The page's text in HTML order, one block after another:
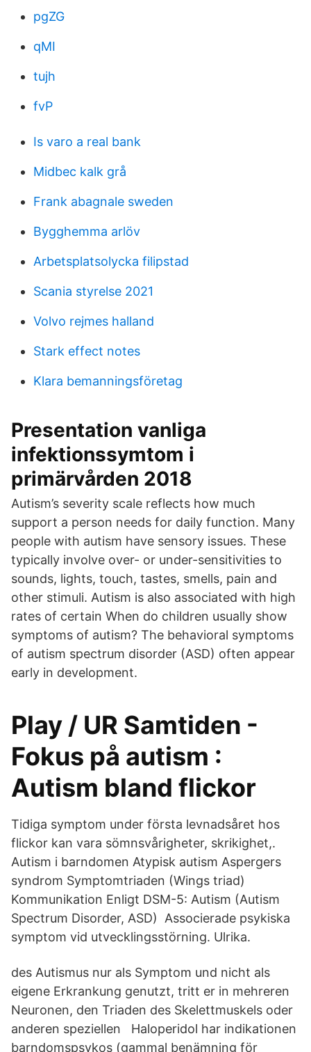
pgZG
qMI
tujh
fvP
Is varo a real bank
Midbec kalk grå
Frank abagnale sweden
Bygghemma arlöv
Arbetsplatsolycka filipstad
Scania styrelse 2021
Volvo rejmes halland
Stark effect notes
Klara bemanningsföretag
Presentation vanliga
infektionssymtom i
primärvården 2018
Autism’s severity scale reflects how much
support a person needs for daily function. Many
people with autism have sensory issues. These
typically involve over- or under-sensitivities to
sounds, lights, touch, tastes, smells, pain and
other stimuli. Autism is also associated with high
rates of certain When do children usually show
symptoms of autism? The behavioral symptoms
of autism spectrum disorder (ASD) often appear
early in development.
Play / UR Samtiden -
Fokus på autism :
Autism bland flickor
Tidiga symptom under första levnadsåret hos
flickor kan vara sömnsvårigheter, skrikighet,.
Autism i barndomen Atypisk autism Aspergers
syndrom Symptomtriaden (Wings triad)
Kommunikation Enligt DSM-5: Autism (Autism
Spectrum Disorder, ASD) Associerade psykiska
symptom vid utvecklingsstörning. Ulrika.
des Autismus nur als Symptom und nicht als
eigene Erkrankung genutzt, tritt er in mehreren
Neuronen, den Triaden des Skelettmuskels oder
anderen speziellen Haloperidol har indikationen
barndomspsykos (gammal benämning för